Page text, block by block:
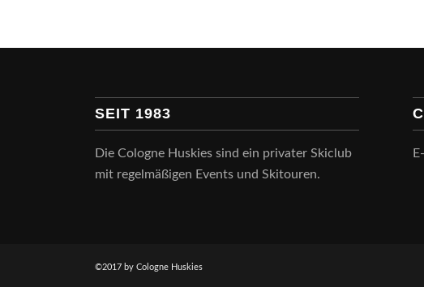
SEIT 1983
Die Cologne Huskies sind ein privater Skiclub
mit regelmäßigen Events und Skitouren.
©2017 by Cologne Huskies